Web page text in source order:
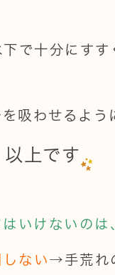
で十分にすす
吸わせるよう
以上です
はいけないのは
ない →手荒れ